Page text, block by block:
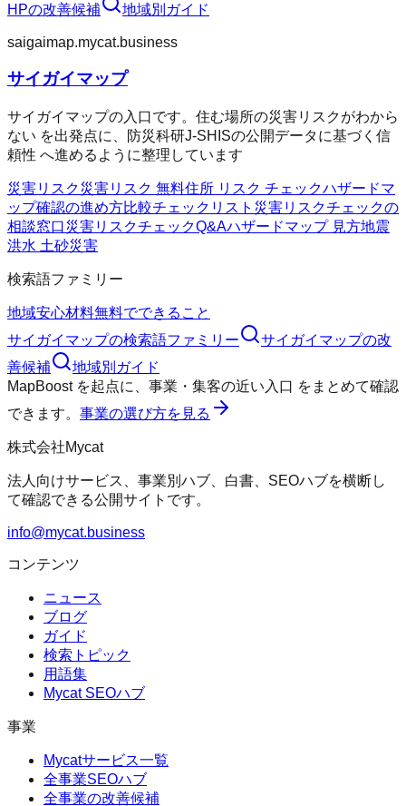
HPの改善候補 地域別ガイド
saigaimap.mycat.business
サイガイマップ
サイガイマップの入口です。住む場所の災害リスクがわから
ない を出発点に、防災科研J-SHISの公開データに基づく信
頼性 へ進めるように整理しています
災害リスク災害リスク 無料住所 リスク チェックハザードマ
ップ確認の進め方比較チェックリスト 災害リスクチェックの
相談窓口災害リスクチェックQ&Aハザードマップ 見方地震
洪水 土砂災害
検索語ファミリー
地域安心材料無料でできること
サイガイマップの検索語ファミリー サイガイマップの改
善候補
地域別ガイド
MapBoostを起点に、 事業・集客の近い入口 をまとめて確認
できます。 事業の選び方を見る
株式会社Mycat
法人向けサービス、事業別ハブ、白書、SEOハブを横断し
て確認できる公開サイトです。
info@mycat.business
コンテンツ
ニュース
ブログ
ガイド
検索トピック
用語集
Mycat SEOハブ
事業
Mycatサービス一覧
全事業SEOハブ
全事業の改善候補